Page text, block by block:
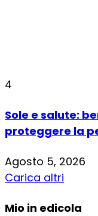
4
Sole e salute:
proteggere la
Agosto 5, 2026
Carica altri
Mio in edicola